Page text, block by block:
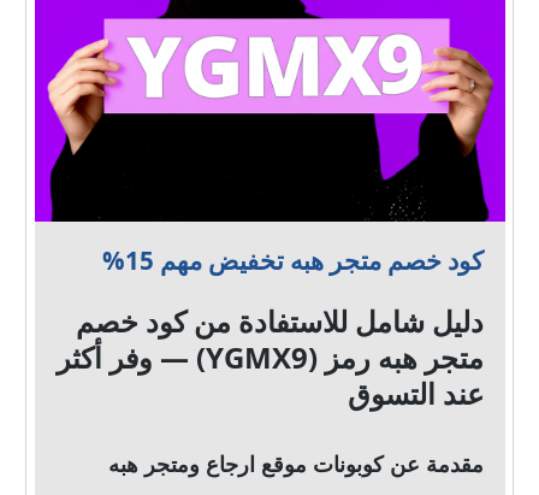
كود خصم متجر هبه تخفيض مهم 15%
دليل شامل للاستفادة من كود خصم
متجر هبه رمز (YGMX9) — وفر أكثر
عند التسوق
مقدمة عن كوبونات موقع ارجاع ومتجر هبه